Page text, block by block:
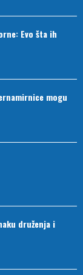
Evo šta ih
mogu
druženja i